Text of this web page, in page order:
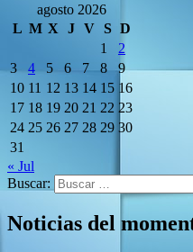
agosto 2026
L M X J V S D
1
2
3
4 5 6 7 8
9
10 11 12 13 14 15 16
17 18 19 20 21 22 23
24 25 26 27 28 29 30
31
« Jul
Buscar:
Noticias del